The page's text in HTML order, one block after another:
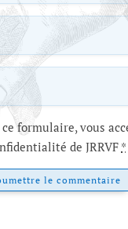
formulaire, vous
de JRRVF *
le commentaire